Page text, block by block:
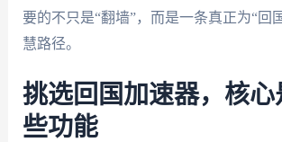
要的不只是“翻墙”，而是一条真正为“回
慧路径。
挑选回国加速器，核心
些功能